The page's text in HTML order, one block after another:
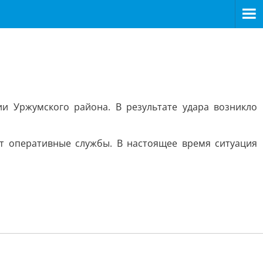
Уржумского района. В результате удара возникло
оперативные службы. В настоящее время ситуация